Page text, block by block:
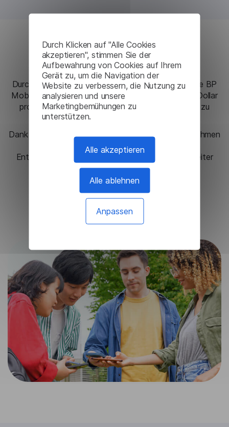
Durch Klicken auf "Alle Cookies
akzeptieren", stimmen Sie der
Aufbewahrung von Cookies auf Ihrem
Gerät zu, um die Navigation der
Website zu verbessern, die Nutzung zu
analysieren und unsere
Marketingbemühungen zu
unterstützen.
Alle akzeptieren
Alle ablehnen
Anpassen
Ergebnisse
Durch die Integration der Lingvanex-Lösung konnte BP
Mobile seine Übersetzungskosten um 30.000 US-Dollar
pro Jahr senken, ohne Abstriche bei der Qualität zu
Dank dieser Kostenreduzierung konnte das Unternehmen
seine Ressourcen effektiver einsetzen und die
Entwicklung der App und das Benutzererlebnis weiter
verbessern.
Ich brauche diese Lösung
Lesen Sie andere Fälle